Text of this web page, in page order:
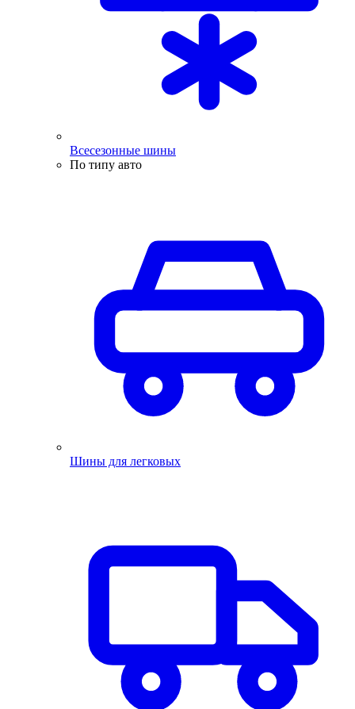
Всесезонные шины
По типу авто
Шины для легковых